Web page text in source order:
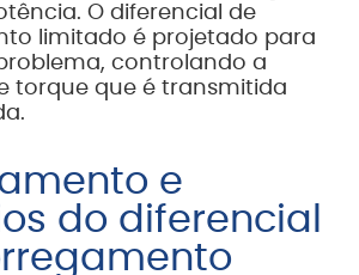
O diferencial de
limitado é projetado para
controlando a
torque que é transmitida
e
do diferencial